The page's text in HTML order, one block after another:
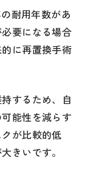
耐用年数があ
要になる場合
に再置換手術
するため、自
能性を減らす
が比較的低
きいです。